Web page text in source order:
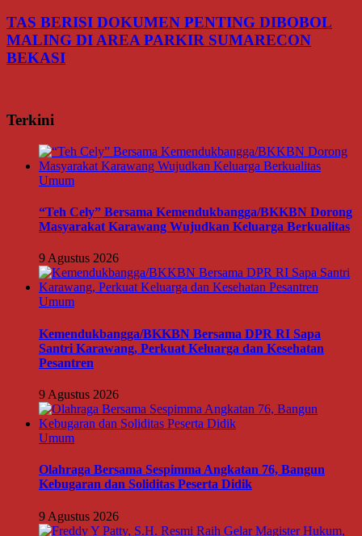
TAS BERISI DOKUMEN PENTING DIBOBOL
MALING DI AREA PARKIR SUMARECON
BEKASI
Terkini
Umum
“Teh Cely” Bersama Kemendukbangga/BKKBN Dorong
Masyarakat Karawang Wujudkan Keluarga Berkualitas
9 Agustus 2026
Umum
Kemendukbangga/BKKBN Bersama DPR RI Sapa
Santri Karawang, Perkuat Keluarga dan Kesehatan
Pesantren
9 Agustus 2026
Umum
Olahraga Bersama Sespimma Angkatan 76, Bangun
Kebugaran dan Soliditas Peserta Didik
9 Agustus 2026